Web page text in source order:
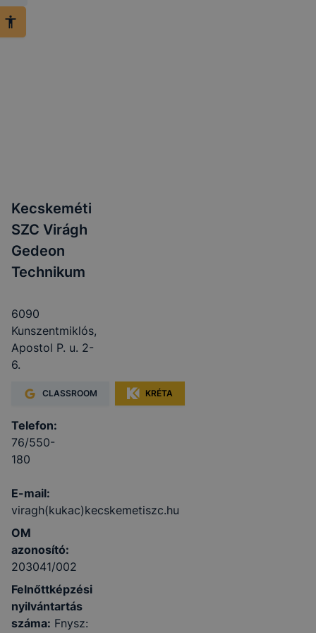
Kecskeméti
SZC Virágh
Gedeon
Technikum
6090
Kunszentmiklós,
Apostol P. u. 2-
6.
CLASSROOM KRÉTA
Telefon:
76/550-
180
E-mail:
viragh(kukac)kecskemetiszc.hu
OM
azonosító:
203041/002
Felnőttképzési
nyilvántartás
száma: Fnysz: